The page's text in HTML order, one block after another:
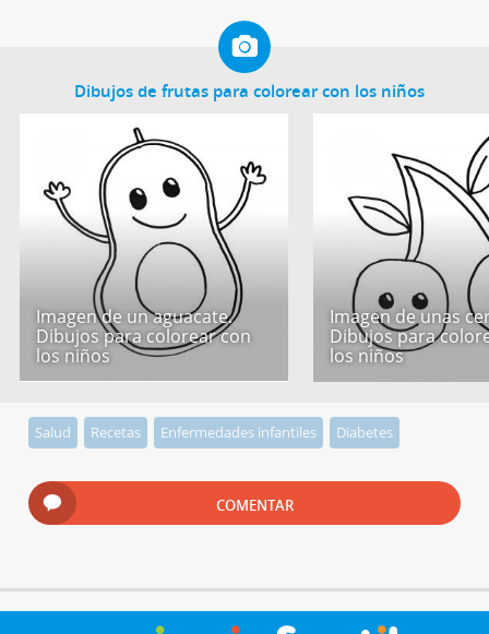
Dibujos de frutas para colorear con los niños
Imagen de un aguacate.
Dibujos para colorear con
los niños
Imagen de unas
Dibujos para
los niños
Salud Recetas Enfermedades infantiles Diabetes
COMENTAR